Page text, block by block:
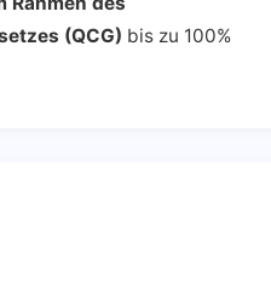
(QCG) bis zu 100%